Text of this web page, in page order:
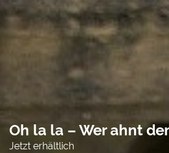
Oh la la – Wer ahnt
Jetzt erhältlich